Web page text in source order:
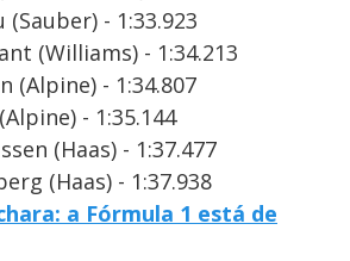
(Sauber) - 1:33.923
(Williams) - 1:34.213
(Alpine) - 1:34.807
- 1:35.144
(Haas) - 1:37.477
(Haas) - 1:37.938
a Fórmula 1 está de